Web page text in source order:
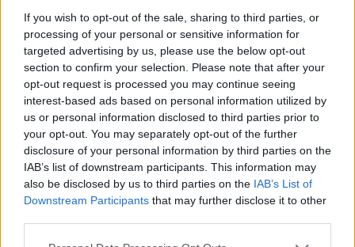
If you wish to opt-out of the sale, sharing to third parties, or
processing of your personal or sensitive information for
targeted advertising by us, please use the below opt-out
section to confirm your selection. Please note that after your
opt-out request is processed you may continue seeing
interest-based ads based on personal information utilized by
us or personal information disclosed to third parties prior to
your opt-out. You may separately opt-out of the further
disclosure of your personal information by third parties on the
IAB’s list of downstream participants. This information may
also be disclosed by us to third parties on the IAB’s List of
Downstream Participants that may further disclose it to other
22:49
ΑΘΛΗΤΙΚΑ
Europa League: Η Άντερλεχτ νίκησε 1-0 τον
ΠΑΟΚ στην Τούμπα κι όλα θα κριθούν στις
Βρυξέλλες
22:25
ΑΘΛΗΤΙΚΑ
ΠΟΑ: Ανακοίνωσε την απόκτηση τριών Ιταλών
ποδοσφαιριστών